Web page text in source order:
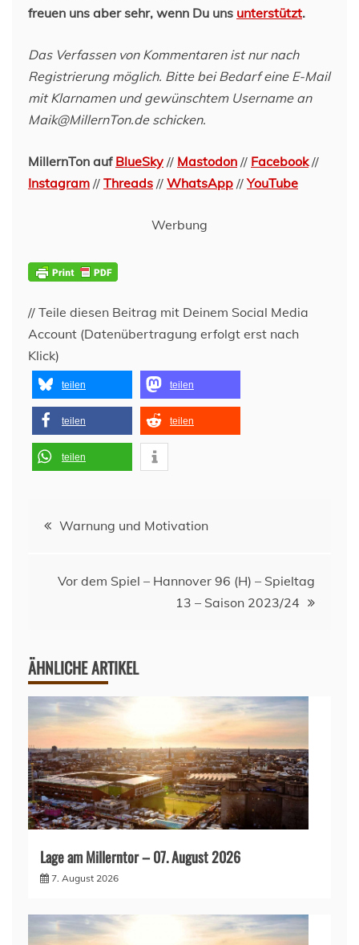
freuen uns aber sehr, wenn Du uns unterstützt.
Das Verfassen von Kommentaren ist nur nach
Registrierung möglich. Bitte bei Bedarf eine E-Mail
mit Klarnamen und gewünschtem Username an
Maik@MillernTon.de schicken.
MillernTon auf BlueSky // Mastodon // Facebook//
Instagram // Threads // WhatsApp //YouTube
Werbung
// Teile diesen Beitrag mit Deinem Social Media
Account (Datenübertragung erfolgt erst nach
Klick)
teilen teilen
teilen teilen
teilen
Beitragsnavigation
Warnung und Motivation
Vor dem Spiel – Hannover 96 (H) – Spieltag
13 – Saison 2023/24
ÄHNLICHE ARTIKEL
Lage am Millerntor – 07. August 2026
7. August 2026